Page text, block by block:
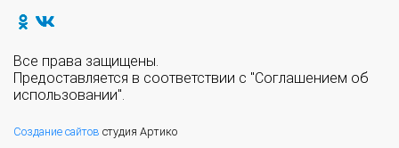
Все права защищены.
Предоставляется в соответствии с "Соглашением об
использовании".
Создание сайтов студия Артико